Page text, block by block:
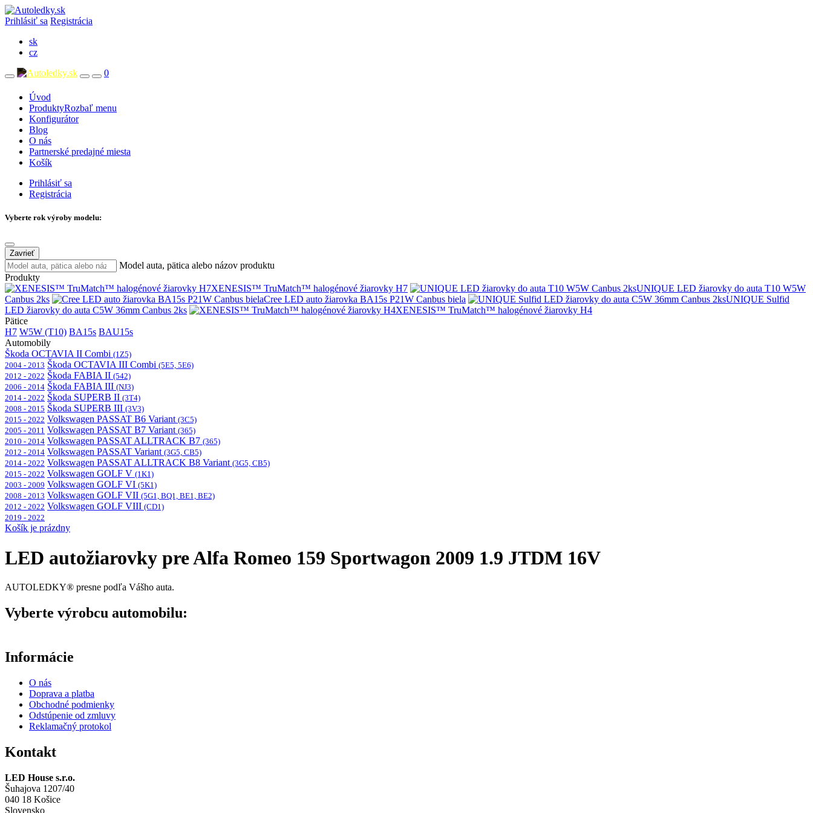
Prihlásiť sa Registrácia
sk
cz
0
Úvod
ProduktyRozbaľ menu
Konfigurátor
Blog
O nás
Partnerské predajné miesta
Košík
Prihlásiť sa
Registrácia
Vyberte rok výroby modelu:
Zavrieť
Model auta, pätica alebo názov produktu
Produkty
XENESIS™ TruMatch™ halogénové žiarovky H7
UNIQUE LED žiarovky do auta T10 W5W
Canbus 2ks
Cree LED auto žiarovka BA15s P21W Canbus biela
UNIQUE Sulfid
LED žiarovky do auta C5W 36mm Canbus 2ks
XENESIS™ TruMatch™ halogénové žiarovky H4
Pätice
H7 W5W (T10) BA15s BAU15s
Automobily
Škoda OCTAVIA II Combi (1Z5)
2004 - 2013 Škoda OCTAVIA III Combi (5E5, 5E6)
2012 - 2022 Škoda FABIA II (542)
2006 - 2014 Škoda FABIA III (NJ3)
2014 - 2022 Škoda SUPERB II (3T4)
2008 - 2015 Škoda SUPERB III (3V3)
2015 - 2022 Volkswagen PASSAT B6 Variant (3C5)
2005 - 2011 Volkswagen PASSAT B7 Variant (365)
2010 - 2014 Volkswagen PASSAT ALLTRACK B7 (365)
2012 - 2014 Volkswagen PASSAT Variant (3G5, CB5)
2014 - 2022 Volkswagen PASSAT ALLTRACK B8 Variant (3G5, CB5)
2015 - 2022 Volkswagen GOLF V (1K1)
2003 - 2009 Volkswagen GOLF VI (5K1)
2008 - 2013 Volkswagen GOLF VII (5G1, BQ1, BE1, BE2)
2012 - 2022 Volkswagen GOLF VIII (CD1)
2019 - 2022
Košík je prázdny
LED autožiarovky pre Alfa Romeo 159 Sportwagon 2009 1.9 JTDM 16V
AUTOLEDKY® presne podľa Vášho auta.
Vyberte výrobcu automobilu:
Informácie
O nás
Doprava a platba
Obchodné podmienky
Odstúpenie od zmluvy
Reklamačný protokol
Kontakt
LED House s.r.o.
Šuhajova 1207/40
040 18 Košice
Slovensko